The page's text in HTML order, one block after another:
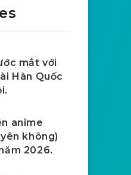
mắt với
Hàn Quốc
anime
không)
2026.